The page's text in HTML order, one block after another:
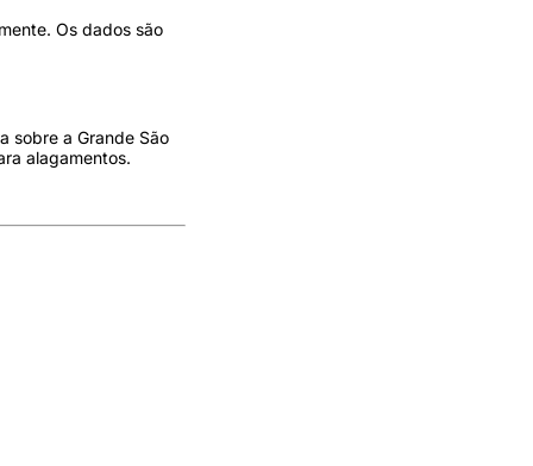
Os dados são
sobre a Grande São
alagamentos.